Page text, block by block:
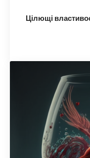
Цілющі